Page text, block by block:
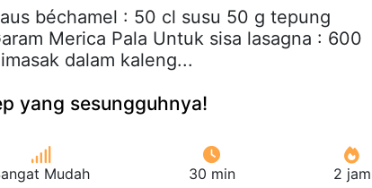
béchamel : 50 cl susu 50 g tepung
Merica Pala Untuk sisa lasagna : 600
dalam kaleng...
yang sesungguhnya!
Mudah 30 min 2 jam